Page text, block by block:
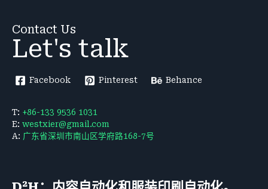
Contact Us
Let's talk
Facebook Pinterest Behance
T: +86-133 9536 1031
E: westxier@gmail.com
A: 广东省深圳市南山区学府路168-7号